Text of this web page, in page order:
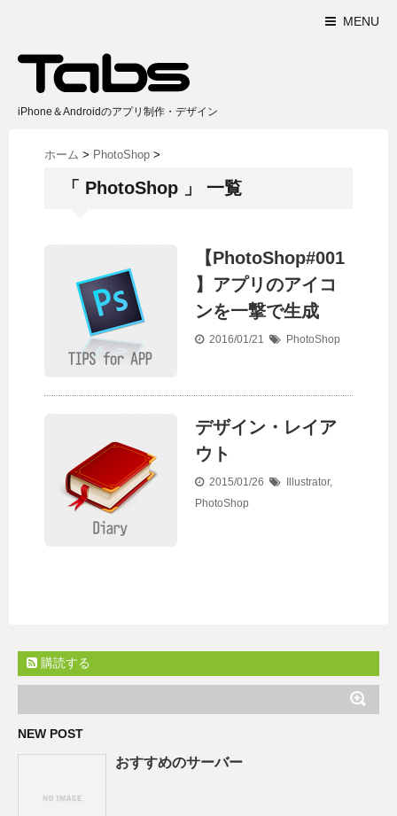
MENU
iPhone＆Androidのアプリ制作・デザイン
ホーム > PhotoShop >
「 PhotoShop 」 一覧
【PhotoShop#001
】アプリのアイコ
ンを一撃で生成
2016/01/21 PhotoShop
デザイン・レイア
ウト
2015/01/26 Illustrator,
PhotoShop
購読する
NEW POST
おすすめのサーバー